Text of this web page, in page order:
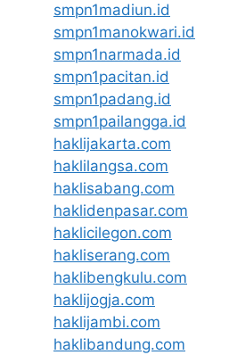
smpn1madiun.id
smpn1manokwari.id
smpn1narmada.id
smpn1pacitan.id
smpn1padang.id
smpn1pailangga.id
haklijakarta.com
haklilangsa.com
haklisabang.com
haklidenpasar.com
haklicilegon.com
hakliserang.com
haklibengkulu.com
haklijogja.com
haklijambi.com
haklibandung.com